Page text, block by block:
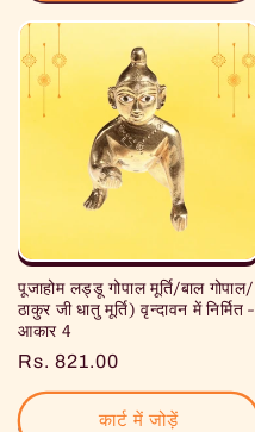
पूजाहोम लड्डू गोपाल मूर्ति/बाल गोपाल/
ठाकुर जी धातु मूर्ति) वृन्दावन में निर्मित -
आकार 4
नियमित
रूप
से
Rs. 821.00
कार्ट में जोड़ें